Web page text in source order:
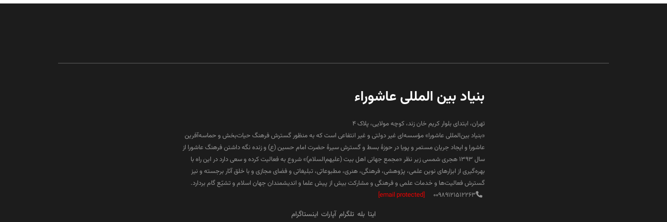
بنیاد بین المللی عاشوراء
تهران، ابتدای بلوار کریم خان زند، کوچه مولایی، پلاک 4
«بنیاد بین‌المللی عاشورا» مؤسسه‌ای غیر دولتی و غیر انتفاعی است که به منظور گسترش فرهنگ حیات‌بخش و حماسه‌آفرین
عاشورا و ایجاد جریان مستمر و پویا در حوزۀ بسط و گسترش سیرۀ حضرت امام حسین (ع) و زنده نگه داشتن فرهنگ عاشورا از
سال ۱۳۹۳ هجری شمسی زیر نظر «مجمع جهانی اهل بیت (علیهم‌السلام)» شروع به فعالیت کرده و سعی دارد در این راه با
بهره‌گیری از ابزارهای نوین علمی، پژوهشی، فرهنگی، هنری، مطبوعاتی، تبلیغاتی و فضای مجازی و با خلق آثار برجسته و نیز
گسترش فعالیت‌ها و خدمات علمی و فرهنگی و مشارکت بیش از پیش علما و اندیشمندان جهان اسلام و تشیّع گام بردارد.
00989121512263
[email protected]
ایتا بله تلگرام آپارات اینستاگرام